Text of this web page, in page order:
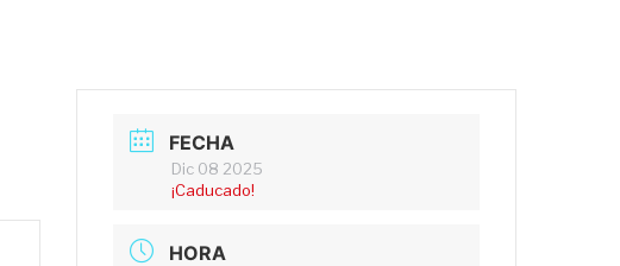
FECHA
Dic 08 2025
¡Caducado!
HORA